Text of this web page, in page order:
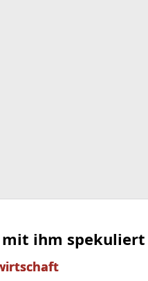
mit ihm spekuliert